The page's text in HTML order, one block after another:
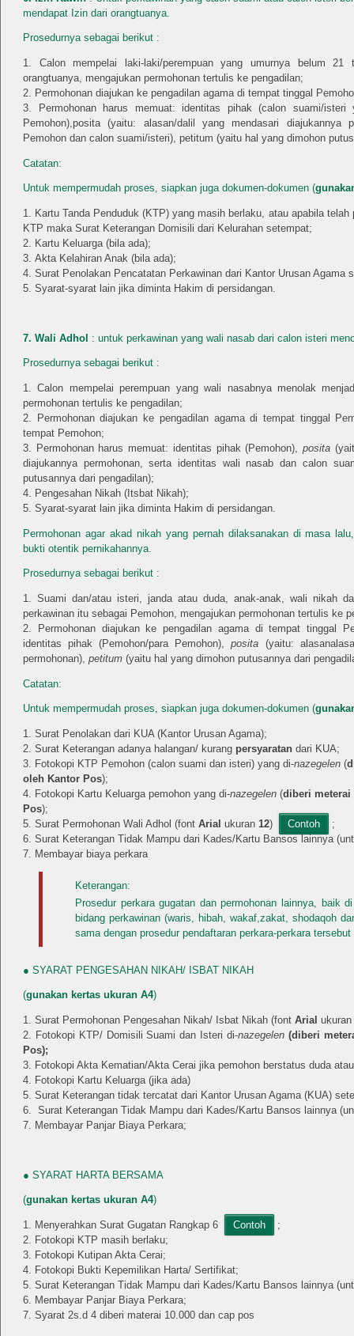
mendapat Izin dari orangtuanya.
Prosedurnya sebagai berikut :
Calon mempelai laki-laki/perempuan yang umurnya belum
orangtuanya, mengajukan permohonan tertulis ke pengadilan;
Permohonan diajukan ke pengadilan agama di tempat tinggal
Permohonan harus memuat: identitas pihak (calon suami/
Pemohon),posita (yaitu: alasan/dalil yang mendasari diajukannya
Pemohon dan calon suami/isteri), petitum (yaitu hal yang dimohon
Catatan:
Untuk mempermudah proses, siapkan juga dokumen-dokumen (
Kartu Tanda Penduduk (KTP) yang masih berlaku, atau apabila
KTP maka Surat Keterangan Domisili dari Kelurahan setempat;
Kartu Keluarga (bila ada);
Akta Kelahiran Anak (bila ada);
Surat Penolakan Pencatatan Perkawinan dari Kantor Urusan Agama
Syarat-syarat lain jika diminta Hakim di persidangan.
7. Wali Adhol : untuk perkawinan yang wali nasab dari calon isteri
Prosedurnya sebagai berikut :
Calon mempelai perempuan yang wali nasabnya menolak
permohonan tertulis ke pengadilan;
Permohonan diajukan ke pengadilan agama di tempat tinggal
tempat Pemohon;
Permohonan harus memuat: identitas pihak (Pemohon),posita
diajukannya permohonan, serta identitas wali nasab dan calon
putusannya dari pengadilan);
Pengesahan Nikah (Itsbat Nikah);
Syarat-syarat lain jika diminta Hakim di persidangan.
Permohonan agar akad nikah yang pernah dilaksanakan di masa
bukti otentik pernikahannya.
Prosedurnya sebagai berikut :
Suami dan/atau isteri, janda atau duda, anak-anak, wali nikah
perkawinan itu sebagai Pemohon, mengajukan permohonan tertulis ke
Permohonan diajukan ke pengadilan agama di tempat tinggal
identitas pihak (Pemohon/para Pemohon), posita (yaitu:
permohonan), petitum (yaitu hal yang dimohon putusannya dari
Catatan:
Untuk mempermudah proses, siapkan juga dokumen-dokumen (
Surat Penolakan dari KUA (Kantor Urusan Agama);
Surat Keterangan adanya halangan/ kurang persyaratan dari KUA;
Fotokopi KTP Pemohon (calon suami dan isteri) yang di-nazegelen (
oleh Kantor Pos);
Fotokopi Kartu Keluarga pemohon yang di-nazegelen (diberi meterai
Pos);
Surat Permohonan Wali Adhol (font Arial ukuran 12) Contoh
;
Surat Keterangan Tidak Mampu dari Kades/Kartu Bansos lainnya
Membayar biaya perkara
Keterangan:
Prosedur perkara gugatan dan permohonan lainnya, baik
bidang perkawinan (waris, hibah, wakaf,zakat, shodaqoh
sama dengan prosedur pendaftaran perkara-perkara
● SYARAT PENGESAHAN NIKAH/ ISBAT NIKAH
(gunakan kertas ukuran A4)
Surat Permohonan Pengesahan Nikah/ Isbat Nikah (font Arial ukuran
Fotokopi KTP/ Domisili Suami dan Isteri di-nazegelen (diberi
Pos);
Fotokopi Akta Kematian/Akta Cerai jika pemohon berstatus duda
Fotokopi Kartu Keluarga (jika ada)
Surat Keterangan tidak tercatat dari Kantor Urusan Agama (KUA)
Surat Keterangan Tidak Mampu dari Kades/Kartu Bansos lainnya
Membayar Panjar Biaya Perkara;
● SYARAT HARTA BERSAMA
(gunakan kertas ukuran A4)
Menyerahkan Surat Gugatan Rangkap 6 Contoh
;
Fotokopi KTP masih berlaku;
Fotokopi Kutipan Akta Cerai;
Fotokopi Bukti Kepemilikan Harta/ Sertifikat;
Surat Keterangan Tidak Mampu dari Kades/Kartu Bansos lainnya
Membayar Panjar Biaya Perkara;
Syarat 2s.d 4 diberi materai 10.000 dan cap pos